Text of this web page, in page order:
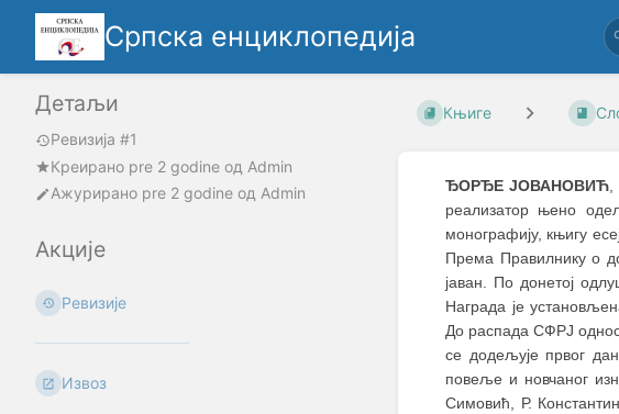
Српска енциклопедија
Детаљи
Ревизија #1
Креирано pre 2 godine oд Admin
Ажурирано pre 2 godine од Admin
Акције
Ревизије
Извоз
Књиге
ЂОРЂЕ ЈОВАНОВИЋ,
реализатор њено
монографију, књигу
Према Правилнику о
јаван. По донетој
Награда је
До распада СФРЈ
се додељује првог
повеље и новчаног
Симовић, Р.